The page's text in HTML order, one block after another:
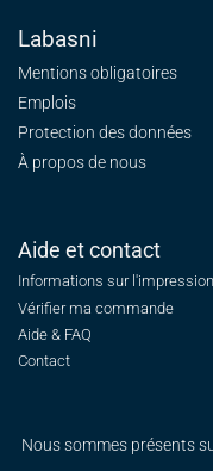
Labasni
Mentions obligatoires
Emplois
Protection des données
À propos de nous
Aide et contact
Informations sur l'impression
Vérifier ma commande
Aide & FAQ
Contact
Nous sommes présents